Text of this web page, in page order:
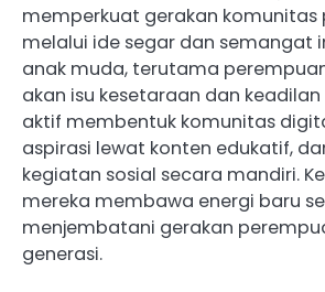
memperkuat gerakan komunitas
melalui ide segar dan semangat
anak muda, terutama
akan isu kesetaraan dan keadilan
aktif membentuk komunitas
aspirasi lewat konten edukatif,
kegiatan sosial secara mandiri.
mereka membawa energi baru
menjembatani gerakan
generasi.